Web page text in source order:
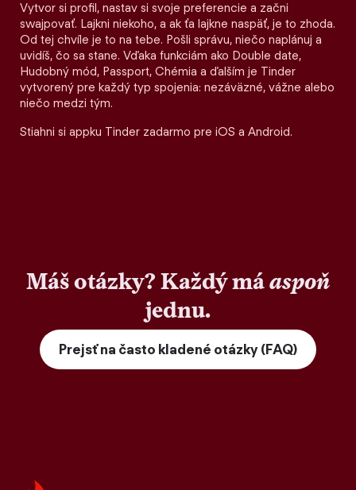
Vytvor si profil, nastav si svoje preferencie a začni
swajpovať. Lajkni niekoho, a ak ťa lajkne naspäť, je to zhoda.
Od tej chvíle je to na tebe. Pošli správu, niečo naplánuj a
uvidíš, čo sa stane. Vďaka funkciám ako Double date,
Hudobný mód, Passport, Chémia a ďalším je Tinder
vytvorený pre každý typ spojenia: nezáväzné, vážne alebo
niečo medzi tým.
Stiahni si appku Tinder zadarmo pre iOS a Android.
Máš otázky? Každý máaspoň
jednu.
Prejsť na často kladené otázky (FAQ)